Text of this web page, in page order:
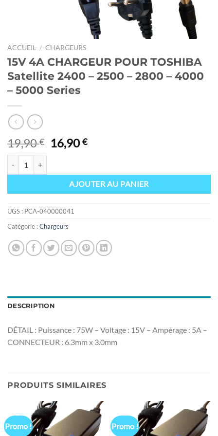
ACCUEIL / CHARGEURS
15V 4A CHARGEUR POUR TOSHIBA
Satellite 2400 – 2500 – 2800 – 4000
– 5000 Series
19,90€
Le
prix
était :
19,90 €.
16,90€Le
est :
16,90 €.
AJOUTER AU PANIER
UGS : PCA-040000041
Catégorie :Chargeurs
DESCRIPTION
DÉTAIL : Puissance : 75W – Voltage : 15V – Ampérage : 5A –
CONNECTEUR : 6.3mm x 3.0mm
PRODUITS SIMILAIRES
Promo ! Promo !